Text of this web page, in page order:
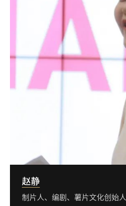
赵静
制片人、编剧、薯片文化创始人